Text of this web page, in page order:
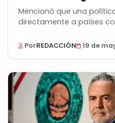
Mencionó que una
directamente a países
PorREDACCIÓN 19 de